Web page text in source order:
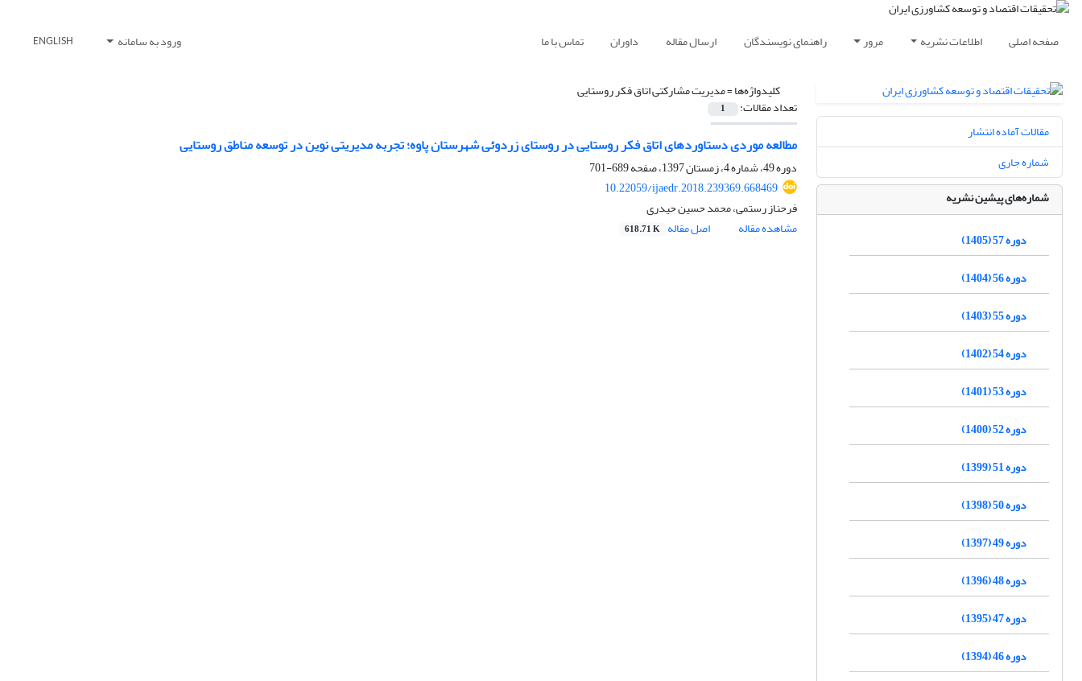
صفحه اصلی اطلاعات نشریه مرور راهنمای نویسندگان ارسال مقاله داوران تماس با ما ورود به سامانه ENGLISH
کلیدواژه‌ها =مدیریت مشارکتی اتاق فکر روستایی
تعداد مقالات: 1
مطالعه موردی دستاوردهای اتاق فکر روستایی در روستای زردوئی شهرستان پاوه؛ تجربه مدیریتی نوین در توسعه مناطق روستایی
دوره 49، شماره 4، زمستان 1397، صفحه
689-701
10.22059/ijaedr.2018.239369.668469
فرحناز رستمی، محمد حسین حیدری
مشاهده مقاله
اصل مقاله 618.71 K
مقالات آماده انتشار
شماره جاری
شماره‌های پیشین نشریه
دوره 57 (1405)
دوره 56 (1404)
دوره 55 (1403)
دوره 54 (1402)
دوره 53 (1401)
دوره 52 (1400)
دوره 51 (1399)
دوره 50 (1398)
دوره 49 (1397)
دوره 48 (1396)
دوره 47 (1395)
دوره 46 (1394)